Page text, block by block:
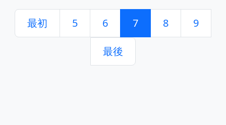
最初 5 6 7 8 9
最後